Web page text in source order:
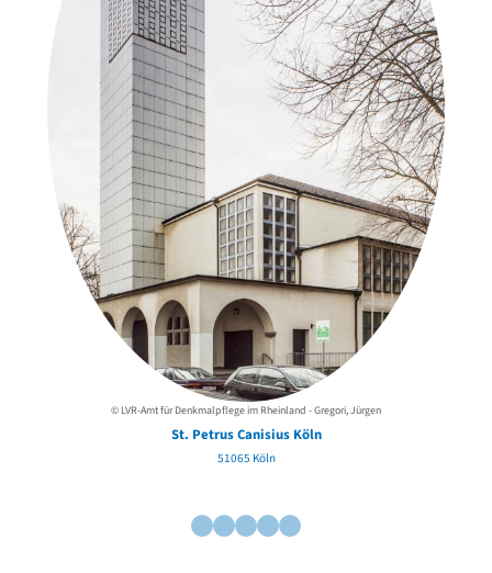
© LVR-Amt für Denkmalpflege im Rheinland - Gregori, Jürgen
St. Petrus Canisius Köln
51065 Köln